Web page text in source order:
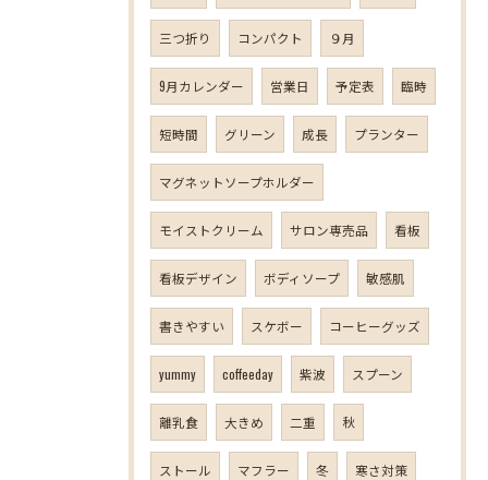
三つ折り コンパクト ９月
9月カレンダー 営業日 予定表 臨時
短時間 グリーン 成長 プランター
マグネットソープホルダー
モイストクリーム サロン専売品 看板
看板デザイン ボディソープ 敏感肌
書きやすい スケボー コーヒーグッズ
yummy coffeeday 紫波 スプーン
離乳食 大きめ 二重 秋
ストール マフラー 冬 寒さ対策